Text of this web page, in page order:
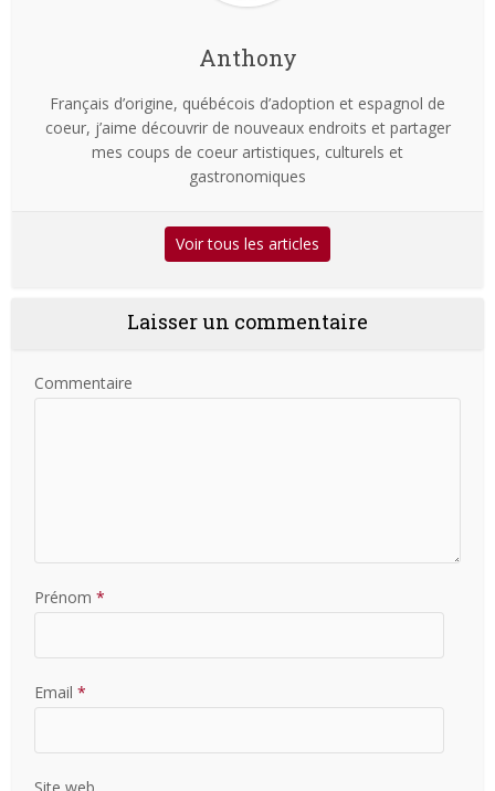
Anthony
Français d’origine, québécois d’adoption et espagnol de
coeur, j’aime découvrir de nouveaux endroits et partager
mes coups de coeur artistiques, culturels et
gastronomiques
Voir tous les articles
Laisser un commentaire
Commentaire
Prénom *
Email *